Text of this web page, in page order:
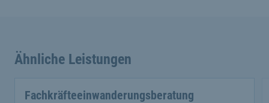
Ähnliche Leistungen
Fachkräfteeinwanderungsberatung